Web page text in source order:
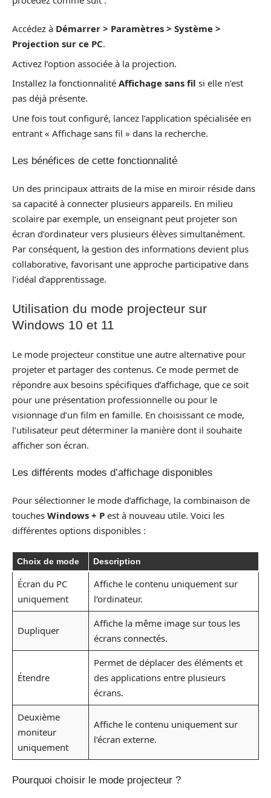
Accédez à Démarrer > Paramètres > Système >
Projection sur ce PC.
Activez l’option associée à la projection.
Installez la fonctionnalité Affichage sans fil si elle n’est
pas déjà présente.
Une fois tout configuré, lancez l’application spécialisée en
entrant « Affichage sans fil » dans la recherche.
Les bénéfices de cette fonctionnalité
Un des principaux attraits de la mise en miroir réside dans
sa capacité à connecter plusieurs appareils. En milieu
scolaire par exemple, un enseignant peut projeter son
écran d’ordinateur vers plusieurs élèves simultanément.
Par conséquent, la gestion des informations devient plus
collaborative, favorisant une approche participative dans
l’idéal d’apprentissage.
Utilisation du mode projecteur sur
Windows 10 et 11
Le mode projecteur constitue une autre alternative pour
projeter et partager des contenus. Ce mode permet de
répondre aux besoins spécifiques d’affichage, que ce soit
pour une présentation professionnelle ou pour le
visionnage d’un film en famille. En choisissant ce mode,
l’utilisateur peut déterminer la manière dont il souhaite
afficher son écran.
Les différents modes d’affichage disponibles
Pour sélectionner le mode d’affichage, la combinaison de
touches Windows + P est à nouveau utile. Voici les
différentes options disponibles :
Choix de mode Description
Écran du PC
uniquement
Affiche le contenu uniquement sur
l’ordinateur.
Dupliquer
Affiche la même image sur tous les
écrans connectés.
Étendre
Permet de déplacer des éléments et
des applications entre plusieurs
écrans.
Deuxième
moniteur
uniquement
Affiche le contenu uniquement sur
l’écran externe.
Pourquoi choisir le mode projecteur ?